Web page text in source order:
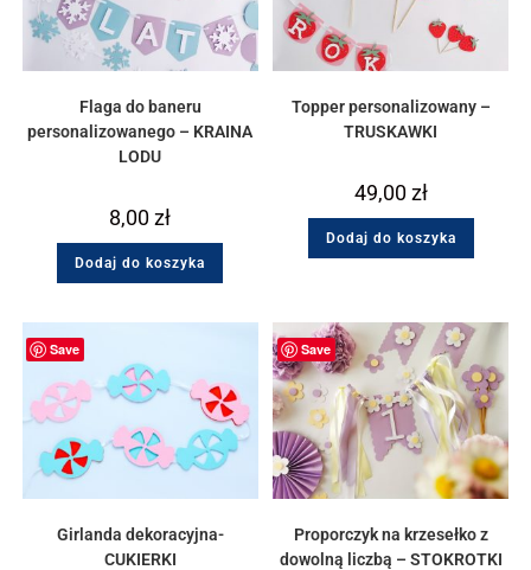
Flaga do baneru
personalizowanego – KRAINA
LODU
8,00zł
Dodaj do koszyka
Topper personalizowany –
TRUSKAWKI
49,00zł
Dodaj do koszyka
Save
Girlanda dekoracyjna-
CUKIERKI
Save
Proporczyk na krzesełko z
dowolną liczbą – STOKROTKI